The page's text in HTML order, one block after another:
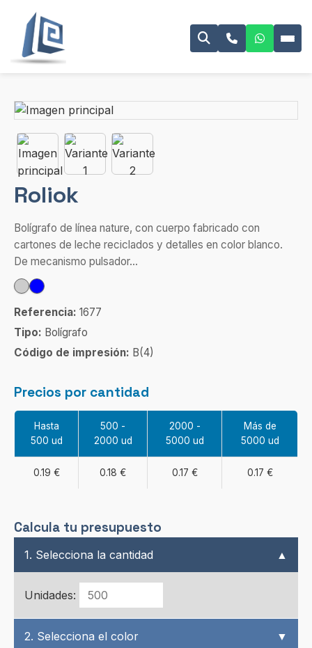
Roliok
Bolígrafo de línea nature, con cuerpo fabricado con
cartones de leche reciclados y detalles en color blanco.
De mecanismo pulsador...
Referencia: 1677
Tipo: Bolígrafo
Código de impresión: B(4)
Precios por cantidad
Hasta
500 ud
500 -
2000 ud
2000 -
5000 ud
Más de
5000 ud
0.19 € 0.18 € 0.17 € 0.17 €
Calcula tu presupuesto
1. Selecciona la cantidad ▲
Unidades:
2. Selecciona el color ▼